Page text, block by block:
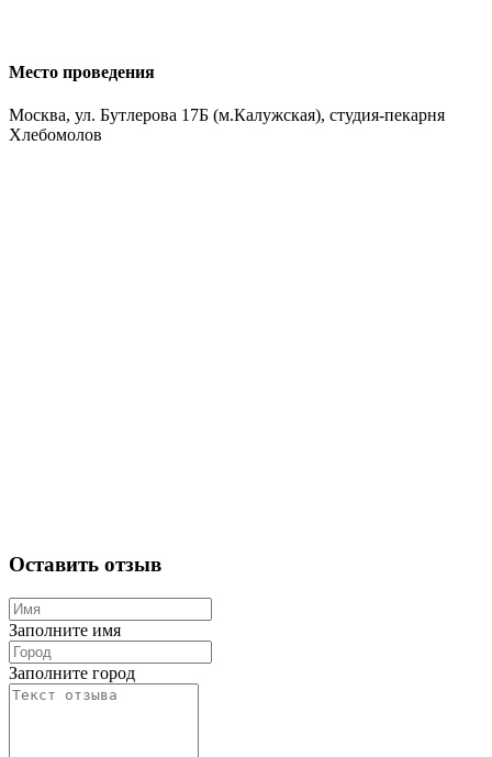
Место проведения
Москва, ул. Бутлерова 17Б (м.Калужская), студия-пекарня
Хлебомолов
Оставить отзыв
Заполните имя
Заполните город